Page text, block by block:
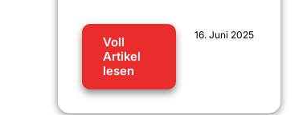
Voll
Artikel
lesen
16. Juni 2025